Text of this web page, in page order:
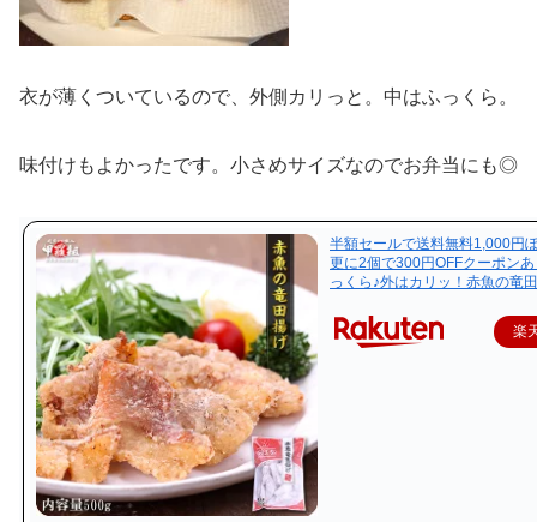
衣が薄くついているので、外側カリっと。中はふっくら。
味付けもよかったです。小さめサイズなのでお弁当にも◎
半額セールで送料無料1,000円
更に2個で300円OFFクーポン
っくら♪外はカリッ！赤魚の竜
楽